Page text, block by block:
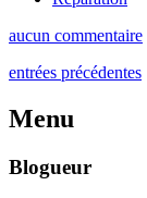
aucun commentaire
entrées précédentes
Menu
Blogueur